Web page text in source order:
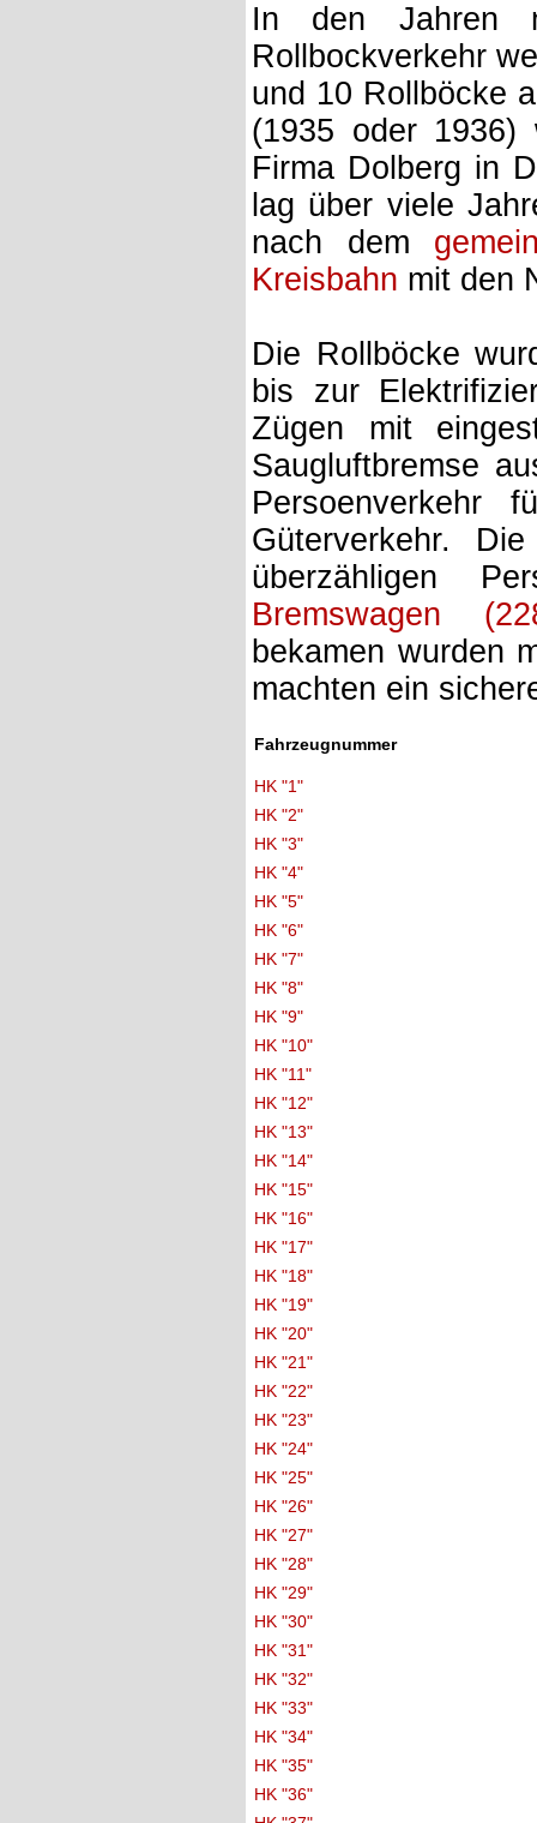
In den Jahren
Rollbockverkehr
und 10 Rollböcke
(1935 oder 1936)
Firma Dolberg in
lag über viele
nach dem
Kreisbahn mit den
Die Rollböcke
bis zur
Zügen mit
Saugluftbremse
Persoenverkehr
Güterverkehr.
überzähligen
Bremswagen
bekamen wurden
machten ein
Fahrzeugnummer
HK "1"
HK "2"
HK "3"
HK "4"
HK "5"
HK "6"
HK "7"
HK "8"
HK "9"
HK "10"
HK "11"
HK "12"
HK "13"
HK "14"
HK "15"
HK "16"
HK "17"
HK "18"
HK "19"
HK "20"
HK "21"
HK "22"
HK "23"
HK "24"
HK "25"
HK "26"
HK "27"
HK "28"
HK "29"
HK "30"
HK "31"
HK "32"
HK "33"
HK "34"
HK "35"
HK "36"